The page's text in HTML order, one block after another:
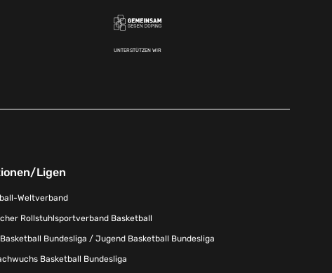
UNTERSTÜTZEN WIR
Ligen
Weltverband
Rollstuhlsportverband Basketball
Bundesliga / Jugend Basketball Bundesliga
Basketball Bundesliga